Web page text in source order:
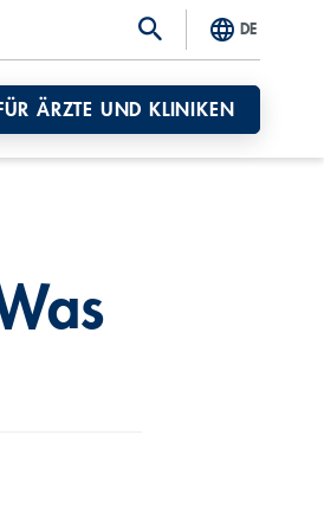
DE
FÜR ÄRZTE UND KLINIKEN